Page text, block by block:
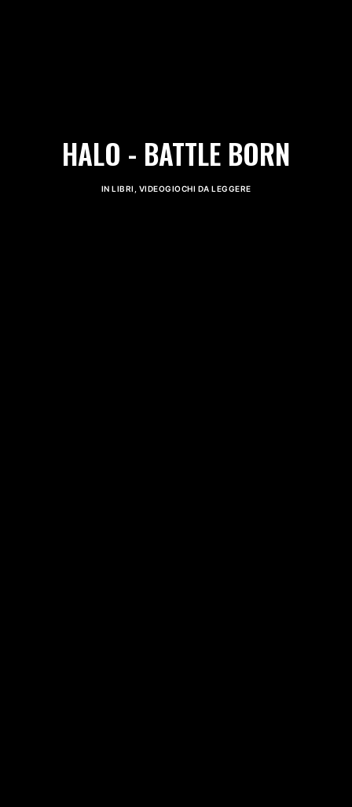
HALO - BATTLE BORN
IN LIBRI VIDEOGIOCHI DA LEGGERE